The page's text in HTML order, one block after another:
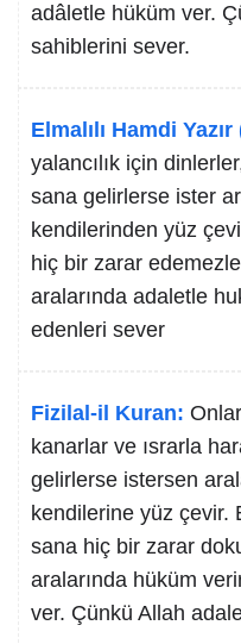
adâletle hüküm ver.
sahiblerini sever.
Elmalılı Hamdi
yalancılık için
sana gelirlerse ister
kendilerinden yüz
hiç bir zarar
aralarında adaletle
edenleri sever
Fizilal-il Kuran:
kanarlar ve ısrarla
gelirlerse istersen
kendilerine yüz çevir.
sana hiç bir zarar
aralarında hüküm
ver. Çünkü Allah